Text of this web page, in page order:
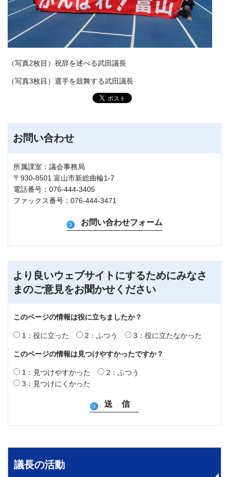
（写真2枚目）祝辞を述べる武田議長
（写真3枚目）選手を鼓舞する武田議長
お問い合わせ
所属課室：議会事務局
〒930-8501 富山市新総曲輪1-7
電話番号：076-444-3405
ファックス番号：076-444-3471
より良いウェブサイトにするためにみなさ
まのご意見をお聞かせください
このページの情報は役に立ちましたか？
1：役に立った 2：ふつう 3：役に立たなかった
このページの情報は見つけやすかったですか？
1：見つけやすかった
2：ふつう
3：見つけにくかった
議長の活動